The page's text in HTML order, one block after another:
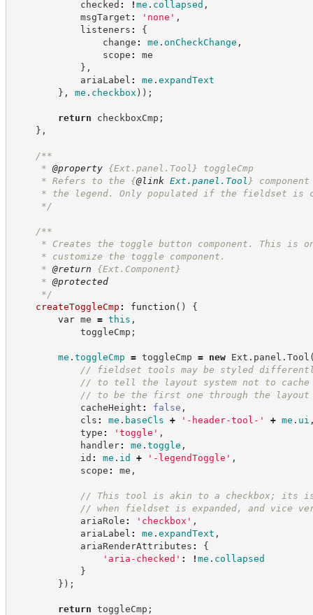
checked : ! me . collapsed ,
msgTarget : ' none ' ,
listeners :
{
change : me . onCheckChange ,
scope :
me
} ,
ariaLabel : me . expandText
} , me . checkbox ) ) ;
return checkboxCmp ;
} ,
/**
* @property {Ext.panel.Tool}
toggleCmp
* Refers to the {@link Ext.panel.Tool }
* the legend. Only populated if the fieldset is
*/
/**
* Creates the toggle button component. This is
* customize the toggle component.
* @return
{Ext.Component}
* @protected
*/
createToggleCmp : function ( )
{
var me = this ,
toggleCmp ;
me . toggleCmp = toggleCmp = new Ext . panel . Tool
// fieldset tools may be styled
// to tell the layout system not to
// to be the first one through the layout
cacheHeight : false ,
cls : me . baseCls + ' -header-tool- ' + me . ui
type : ' toggle ' ,
handler: me . toggle ,
id : me . id + ' -legendToggle ' ,
scope : me ,
// This tool is akin to a checkbox; its
// when fieldset is expanded, and vice
ariaRole : ' checkbox ' ,
ariaLabel : me . expandText ,
ariaRenderAttributes :
{
' aria-checked ' : ! me . collapsed
}
} ) ;
return toggleCmp ;